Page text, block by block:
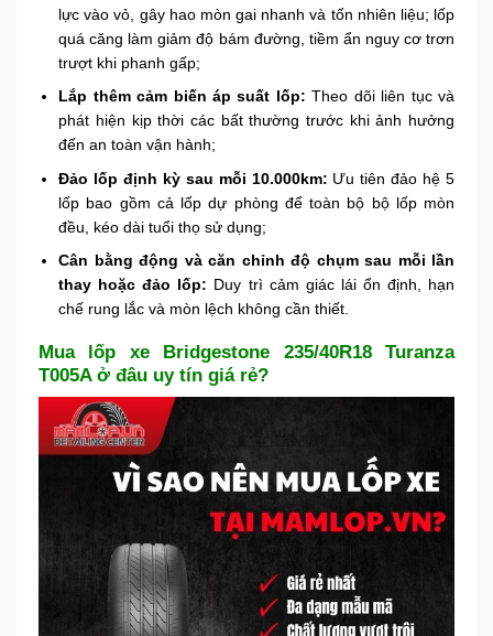
lực vào vỏ, gây hao mòn gai nhanh và tốn nhiên liệu; lốp
quá căng làm giảm độ bám đường, tiềm ẩn nguy cơ trơn
trượt khi phanh gấp;
Lắp thêm cảm biến áp suất lốp: Theo dõi liên tục và
phát hiện kịp thời các bất thường trước khi ảnh hưởng
đến an toàn vận hành;
Đảo lốp định kỳ sau mỗi 10.000km: Ưu tiên đảo hệ 5
lốp bao gồm cả lốp dự phòng để toàn bộ bộ lốp mòn
đều, kéo dài tuổi thọ sử dụng;
Cân bằng động và căn chỉnh độ chụm sau mỗi lần
thay hoặc đảo lốp: Duy trì cảm giác lái ổn định, hạn
chế rung lắc và mòn lệch không cần thiết.
Mua lốp xe Bridgestone 235/40R18 Turanza
T005A ở đâu uy tín giá rẻ?